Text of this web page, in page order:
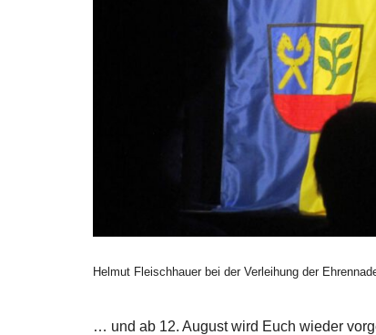
Helmut Fleischhauer bei der Verleihung der
… und ab 12. August wird Euch wieder